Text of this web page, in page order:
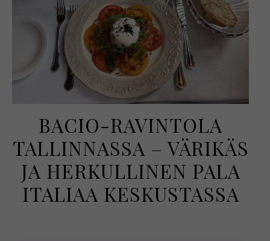
BACIO-RAVINTOLA
TALLINNASSA – VÄRIKÄS
JA HERKULLINEN PALA
ITALIAA KESKUSTASSA